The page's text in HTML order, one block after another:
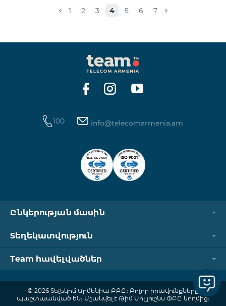
1 2 3 4 5 6 7
100 info@telecomarmenia.am
Ընկերության մասին
Տեղեկատվություն
Team հավելվածներ
© 2026 Տելեկոմ Արմենիա ԲԲԸ։ Բոլոր իրավունքները
պաշտպանված են։ Մշակվել է Թիմ Սոլյուշնս ՓԲԸ կողմից։